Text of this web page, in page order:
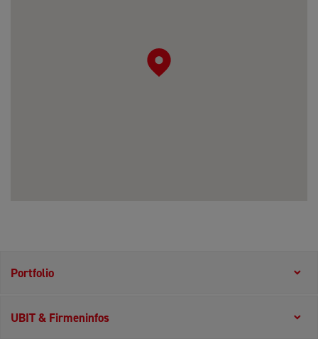
Portfolio
UBIT & Firmeninfos